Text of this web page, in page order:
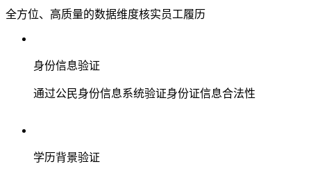
全方位、高质量的数据维度核实员工履历
身份信息验证
通过公民身份信息系统验证身份证信息合法性
学历背景验证